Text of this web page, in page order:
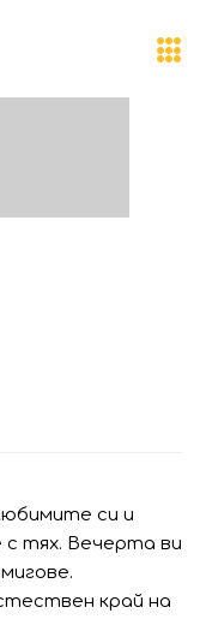
си и
тях. Вечерта ви
край на